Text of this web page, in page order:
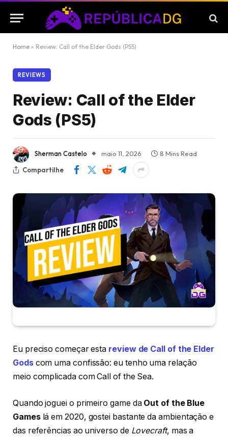
Home » Review: Call of the Elder Gods (PS5)
REVIEWS
Review: Call of the Elder
Gods (PS5)
Sherman Castelo maio 11, 2026
8 Mins Read
Compartilhe
Eu preciso começar esta review de Call of the Elder
Godscom uma confissão: eu tenho uma relação
meio complicada com Call of the Sea.
Quando joguei o primeiro game da Out of the Blue
Gameslá em 2020, gostei bastante da ambientação e
das referências ao universo de Lovecraft, mas a